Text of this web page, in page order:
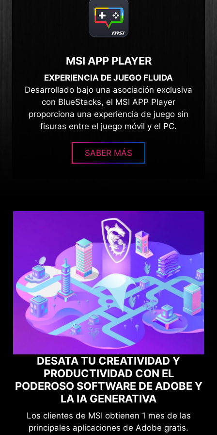
MSI APP PLAYER
EXPERIENCIA DE JUEGO FLUIDA
Desarrollado bajo una asociación exclusiva
con BlueStacks, el MSI APP Player
proporciona una experiencia de juego sin
fisuras entre el juego móvil y el PC.
SABER MÁS
Y MAXIMIZA EL RENDIMIENTO DE
JUEGOS CON NORTON GAME
OPTIMIZER
Mejora tu protección sin comprometer tu